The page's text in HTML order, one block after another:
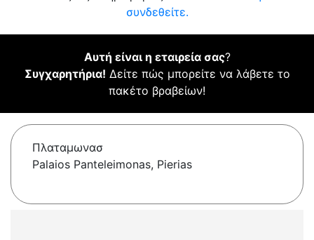
συνδεθείτε.
Αυτή είναι η εταιρεία σας?
Συγχαρητήρια! Δείτε πώς μπορείτε να λάβετε το
πακέτο βραβείων!
Πλαταμωνασ
Palaios Panteleimonas, Pierias